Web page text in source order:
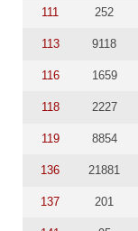
111 252
113 9118
116 1659
118 2227
119 8854
136 21881
137 201